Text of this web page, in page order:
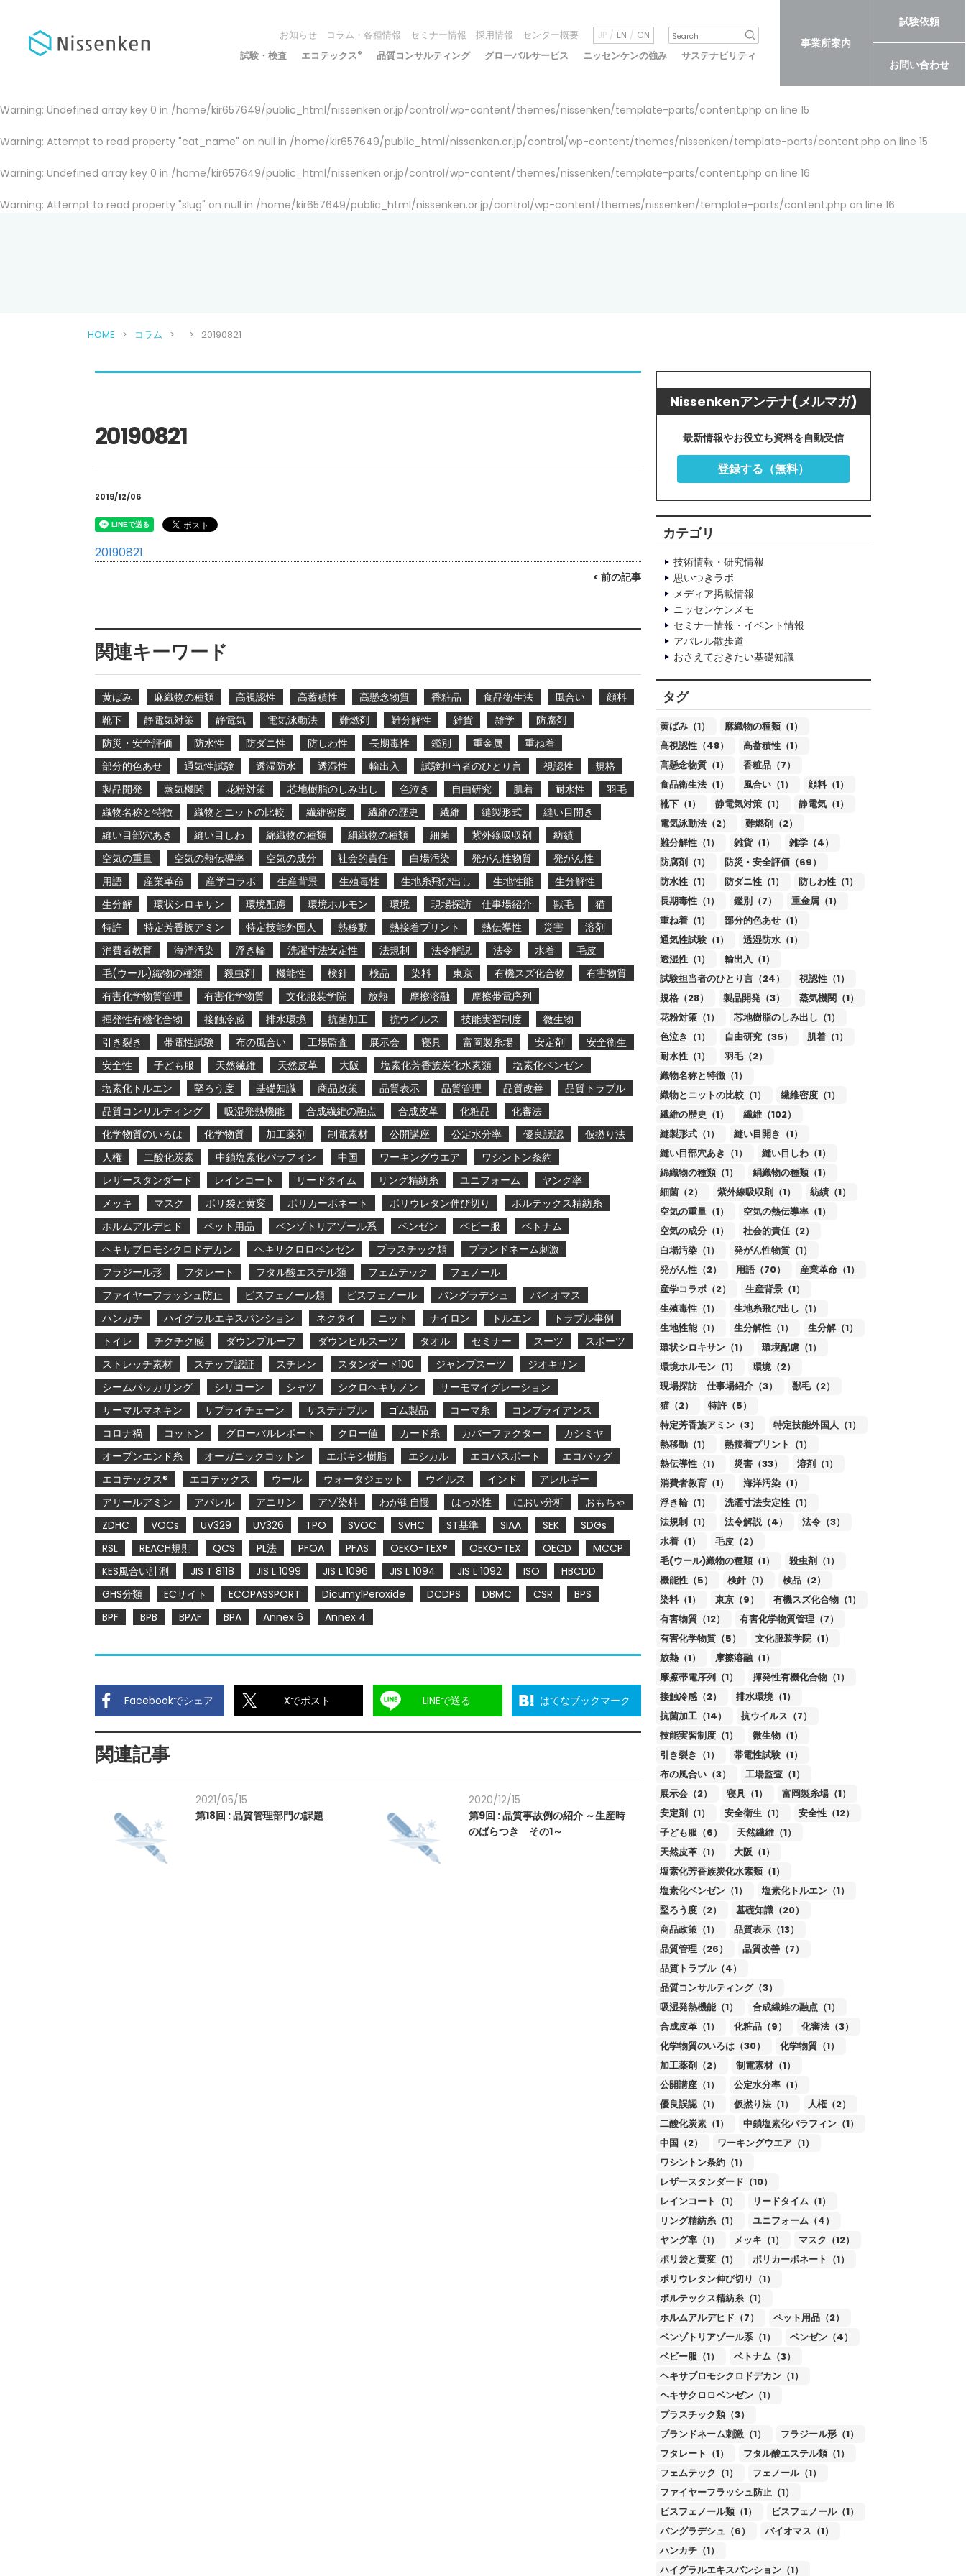
お知らせ コラム・各種情報 セミナー情報 採用情報 センター概要 JP EN CN
試験・検査 エコテックス® 品質コンサルティング グローバルサービス ニッセンケンの強み サステナビリティ
事業所案内
試験依頼
お問い合わせ
Warning: Undefined array key 0 in /home/kir657649/public_html/nissenken.or.jp/control/wp-content/themes/nissenken/template-parts/content.php on line 15
Warning: Attempt to read property "cat_name" on null in /home/kir657649/public_html/nissenken.or.jp/control/wp-content/themes/nissenken/template-parts/content.php on line 15
Warning: Undefined array key 0 in /home/kir657649/public_html/nissenken.or.jp/control/wp-content/themes/nissenken/template-parts/content.php on line 16
Warning: Attempt to read property "slug" on null in /home/kir657649/public_html/nissenken.or.jp/control/wp-content/themes/nissenken/template-parts/content.php on line 16
HOME コラム 20190821
20190821
2019/12/06
20190821
< 前の記事
関連キーワード
黄ばみ 麻織物の種類 高視認性 高蓄積性 高懸念物質 香粧品 食品衛生法 風合い
顔料
靴下
静電気対策 静電気 電気泳動法 難燃剤 難分解性 雑貨 雑学
防腐剤
防災・安全評価
防水性 防ダニ性 防しわ性 長期毒性 鑑別 重金属
重ね着
部分的色あせ
通気性試験 透湿防水 透湿性 輸出入 試験担当者のひとり言 視認性
規格
製品開発
蒸気機関 花粉対策 芯地樹脂のしみ出し 色泣き 自由研究 肌着 耐水性
羽毛
織物名称と特徴
織物とニットの比較 繊維密度 繊維の歴史 繊維 縫製形式
縫い目開き
縫い目部穴あき
縫い目しわ 綿織物の種類 絹織物の種類 細菌 紫外線吸収剤
紡績
空気の重量
空気の熱伝導率 空気の成分 社会的責任 白場汚染 発がん性物質
発がん性
用語
産業革命 産学コラボ 生産背景 生殖毒性 生地糸飛び出し 生地性能
生分解性
生分解
環状シロキサン 環境配慮 環境ホルモン 環境 現場探訪 仕事場紹介 獣毛
猫
特許
特定芳香族アミン 特定技能外国人 熱移動 熱接着プリント 熱伝導性 災害
溶剤
消費者教育
海洋汚染 浮き輪 洗濯寸法安定性 法規制 法令解説 法令 水着
毛皮
毛(ウール)織物の種類
殺虫剤 機能性 検針 検品 染料 東京 有機スズ化合物
有害物質
有害化学物質管理
有害化学物質 文化服装学院 放熱 摩擦溶融
摩擦帯電序列
揮発性有機化合物
接触冷感 排水環境 抗菌加工 抗ウイルス 技能実習制度
微生物
引き裂き
帯電性試験 布の風合い 工場監査 展示会 寝具 富岡製糸場 安定剤
安全衛生
安全性
子ども服 天然繊維 天然皮革 大阪 塩素化芳香族炭化水素類
塩素化ベンゼン
塩素化トルエン
堅ろう度 基礎知識 商品政策 品質表示 品質管理 品質改善
品質トラブル
品質コンサルティング
吸湿発熱機能 合成繊維の融点 合成皮革 化粧品
化審法
化学物質のいろは
化学物質 加工薬剤 制電素材 公開講座 公定水分率 優良誤認
仮撚り法
人権
二酸化炭素 中鎖塩素化パラフィン 中国 ワーキングウエア
ワシントン条約
レザースタンダード
レインコート リードタイム リング精紡糸 ユニフォーム
ヤング率
メッキ
マスク ポリ袋と黄変 ポリカーボネート ポリウレタン伸び切り
ボルテックス精紡糸
ホルムアルデヒド
ペット用品 ベンゾトリアゾール系 ベンゼン ベビー服
ベトナム
ヘキサブロモシクロドデカン
ヘキサクロロベンゼン プラスチック類
ブランドネーム刺激
フラジール形
フタレート フタル酸エステル類 フェムテック
フェノール
ファイヤーフラッシュ防止
ビスフェノール類 ビスフェノール バングラデシュ
バイオマス
ハンカチ
ハイグラルエキスパンション ネクタイ ニット ナイロン トルエン
トラブル事例
トイレ
チクチク感 ダウンプルーフ ダウンヒルスーツ タオル セミナー スーツ
スポーツ
ストレッチ素材
ステップ認証 スチレン スタンダード100 ジャンプスーツ
ジオキサン
シームパッカリング
シリコーン シャツ シクロヘキサノン
サーモマイグレーション
サーマルマネキン
サプライチェーン サステナブル ゴム製品 コーマ糸
コンプライアンス
コロナ禍
コットン グローバルレポート クロー値 カード糸 カバーファクター
カシミヤ
オープンエンド糸
オーガニックコットン エポキシ樹脂 エシカル エコパスポート
エコバッグ
エコテックス®
エコテックス ウール ウォータジェット ウイルス インド
アレルギー
アリールアミン
アパレル アニリン アゾ染料 わが街自慢 はっ水性 におい分析
おもちゃ
ZDHC
VOCs UV329 UV326 TPO SVOC SVHC ST基準 SIAA SEK
SDGs
RSL
REACH規則 QCS PL法 PFOA PFAS OEKO-TEX® OEKO-TEX OECD
MCCP
KES風合い計測
JIS T 8118 JIS L 1099 JIS L 1096 JIS L 1094 JIS L 1092 ISO
HBCDD
GHS分類
ECサイト ECOPASSPORT DicumylPeroxide DCDPS DBMC CSR
BPS
BPF
BPB BPAF BPA Annex 6 Annex 4
Facebookでシェア Xでポスト LINEで送る はてなブックマーク
関連記事
2021/05/15
第18回 : 品質管理部門の課題
2020/12/15
第9回 : 品質事故例の紹介 ～生産時
のばらつき その1～
Nissenkenアンテナ(メルマガ)
最新情報やお役立ち資料を自動受信
登録する（無料）
カテゴリ
技術情報・研究情報
思いつきラボ
メディア掲載情報
ニッセンケンメモ
セミナー情報・イベント情報
アパレル散歩道
おさえておきたい基礎知識
タグ
黄ばみ（1）
麻織物の種類（1）
高視認性（48）
高蓄積性（1）
高懸念物質（1）
香粧品（7）
食品衛生法（1）
風合い（1）
顔料（1）
靴下（1）
静電気対策（1）
静電気（1）
電気泳動法（2）
難燃剤（2）
難分解性（1）
雑貨（1）
雑学（4）
防腐剤（1）
防災・安全評価（69）
防水性（1）
防ダニ性（1）
防しわ性（1）
長期毒性（1）
鑑別（7）
重金属（1）
重ね着（1）
部分的色あせ（1）
通気性試験（1）
透湿防水（1）
透湿性（1）
輸出入（1）
試験担当者のひとり言（24）
視認性（1）
規格（28）
製品開発（3）
蒸気機関（1）
花粉対策（1）
芯地樹脂のしみ出し（1）
色泣き（1）
自由研究（35）
肌着（1）
耐水性（1）
羽毛（2）
織物名称と特徴（1）
織物とニットの比較（1）
繊維密度（1）
繊維の歴史（1）
繊維（102）
縫製形式（1）
縫い目開き（1）
縫い目部穴あき（1）
縫い目しわ（1）
綿織物の種類（1）
絹織物の種類（1）
細菌（2）
紫外線吸収剤（1）
紡績（1）
空気の重量（1）
空気の熱伝導率（1）
空気の成分（1）
社会的責任（2）
白場汚染（1）
発がん性物質（1）
発がん性（2）
用語（70）
産業革命（1）
産学コラボ（2）
生産背景（1）
生殖毒性（1）
生地糸飛び出し（1）
生地性能（1）
生分解性（1）
生分解（1）
環状シロキサン（1）
環境配慮（1）
環境ホルモン（1）
環境（2）
現場探訪 仕事場紹介（3）
獣毛（2）
猫（2）
特許（5）
特定芳香族アミン（3）
特定技能外国人（1）
熱移動（1）
熱接着プリント（1）
熱伝導性（1）
災害（33）
溶剤（1）
消費者教育（1）
海洋汚染（1）
浮き輪（1）
洗濯寸法安定性（1）
法規制（1）
法令解説（4）
法令（3）
水着（1）
毛皮（2）
毛(ウール)織物の種類（1）
殺虫剤（1）
機能性（5）
検針（1）
検品（2）
染料（1）
東京（9）
有機スズ化合物（1）
有害物質（12）
有害化学物質管理（7）
有害化学物質（5）
文化服装学院（1）
放熱（1）
摩擦溶融（1）
摩擦帯電序列（1）
揮発性有機化合物（1）
接触冷感（2）
排水環境（1）
抗菌加工（14）
抗ウイルス（7）
技能実習制度（1）
微生物（1）
引き裂き（1）
帯電性試験（1）
布の風合い（3）
工場監査（1）
展示会（2）
寝具（1）
富岡製糸場（1）
安定剤（1）
安全衛生（1）
安全性（12）
子ども服（6）
天然繊維（1）
天然皮革（1）
大阪（1）
塩素化芳香族炭化水素類（1）
塩素化ベンゼン（1）
塩素化トルエン（1）
堅ろう度（2）
基礎知識（20）
商品政策（1）
品質表示（13）
品質管理（26）
品質改善（7）
品質トラブル（4）
品質コンサルティング（3）
吸湿発熱機能（1）
合成繊維の融点（1）
合成皮革（1）
化粧品（9）
化審法（3）
化学物質のいろは（30）
化学物質（1）
加工薬剤（2）
制電素材（1）
公開講座（1）
公定水分率（1）
優良誤認（1）
仮撚り法（1）
人権（2）
二酸化炭素（1）
中鎖塩素化パラフィン（1）
中国（2）
ワーキングウエア（1）
ワシントン条約（1）
レザースタンダード（10）
レインコート（1）
リードタイム（1）
リング精紡糸（1）
ユニフォーム（4）
ヤング率（1）
メッキ（1）
マスク（12）
ポリ袋と黄変（1）
ポリカーボネート（1）
ポリウレタン伸び切り（1）
ボルテックス精紡糸（1）
ホルムアルデヒド（7）
ペット用品（2）
ベンゾトリアゾール系（1）
ベンゼン（4）
ベビー服（1）
ベトナム（3）
ヘキサブロモシクロドデカン（1）
ヘキサクロロベンゼン（1）
プラスチック類（3）
ブランドネーム刺激（1）
フラジール形（1）
フタレート（1）
フタル酸エステル類（1）
フェムテック（1）
フェノール（1）
ファイヤーフラッシュ防止（1）
ビスフェノール類（1）
ビスフェノール（1）
バングラデシュ（6）
バイオマス（1）
ハンカチ（1）
ハイグラルエキスパンション（1）